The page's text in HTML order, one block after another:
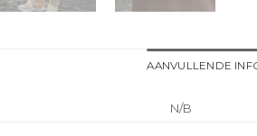
AANVULLENDE
N/B